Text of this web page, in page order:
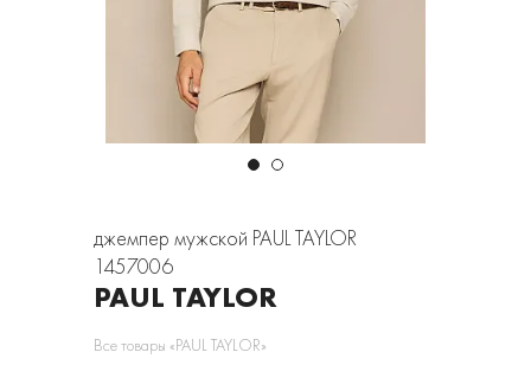
джемпер мужской PAUL TAYLOR
1457006
PAUL TAYLOR
Все товары «PAUL TAYLOR»